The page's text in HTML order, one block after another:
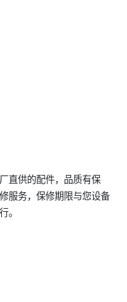
直供的配件，品质有保
服务，保修期限与您设备
。